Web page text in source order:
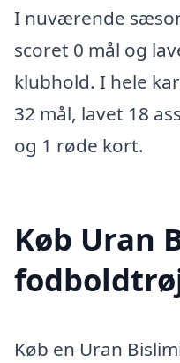
I nuværende
scoret 0 mål og
klubhold. I hele
32 mål, lavet 18
og 1 røde kort.
Køb Uran
Køb en Uran